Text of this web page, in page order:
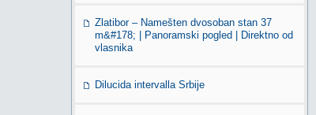
Zlatibor – Namešten dvosoban stan 37
m&#178; | Panoramski pogled | Direktno od
vlasnika
Dilucida intervalla Srbije